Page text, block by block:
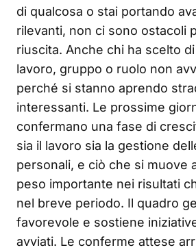
di qualcosa o stai portando
rilevanti, non ci sono ostacoli
riuscita. Anche chi ha scelto
lavoro, gruppo o ruolo non
perché si stanno aprendo
interessanti. Le prossime
confermano una fase di
sia il lavoro sia la gestione
personali, e ciò che si muove
peso importante nei risultati
nel breve periodo. Il quadro
favorevole e sostiene
avviati. Le conferme attese